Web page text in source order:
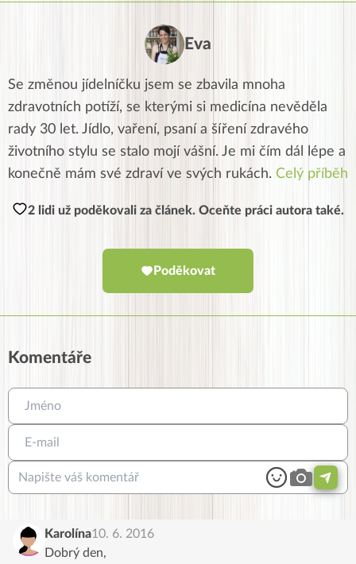
Eva
Se změnou jídelníčku jsem se zbavila mnoha
zdravotních potíží, se kterými si medicína nevěděla
rady 30 let. Jídlo, vaření, psaní a šíření zdravého
životního stylu se stalo mojí vášní. Je mi čím dál lépe a
konečně mám své zdraví ve svých rukách. Celý příběh
2 lidi už poděkovali za článek. Oceňte práci autora také.
Poděkovat
Komentáře
Karolína10. 6. 2016
Dobrý den,